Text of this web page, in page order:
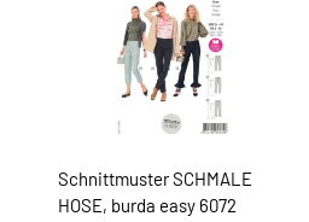
Schnittmuster SCHMALE
HOSE, burda easy 6072